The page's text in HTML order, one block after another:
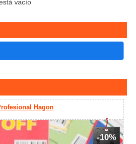
vacío
Hagon
-10%